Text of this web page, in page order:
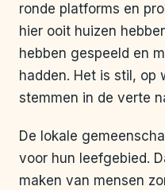
ronde platforms en
hier ooit huizen
hebben gespeeld en
hadden. Het is stil, op
stemmen in de verte
De lokale
voor hun leefgebied.
maken van mensen